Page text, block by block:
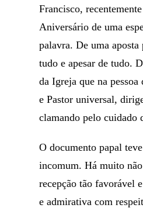
Francisco,
Aniversário de uma
palavra. De uma
tudo e apesar de tudo.
da Igreja que na
e Pastor universal,
clamando pelo cuidado
O documento papal
incomum. Há muito
recepção tão favorável
e admirativa com